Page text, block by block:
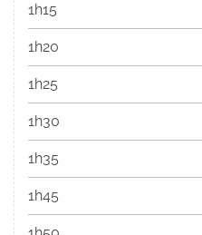
1h15
1h20
1h25
1h30
1h35
1h45